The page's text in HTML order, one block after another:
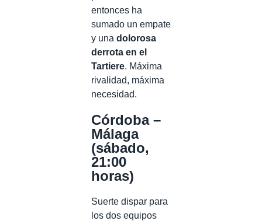
entonces ha
sumado un empate
y una dolorosa
derrota en el
Tartiere. Máxima
rivalidad, máxima
necesidad.
Córdoba –
Málaga
(sábado,
21:00
horas)
Suerte dispar para
los dos equipos